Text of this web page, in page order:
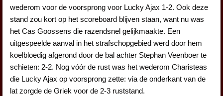
wederom voor de voorsprong voor Lucky Ajax 1-2. Ook deze
stand zou kort op het scoreboard blijven staan, want nu was
het Cas Goossens die razendsnel gelijkmaakte. Een
uitgespeelde aanval in het strafschopgebied werd door hem
koelbloedig afgerond door de bal achter Stephan Veenboer te
schieten: 2-2. Nog vóór de rust was het wederom Charisteas
die Lucky Ajax op voorsprong zette: via de onderkant van de
lat zorgde de Griek voor de 2-3 ruststand.